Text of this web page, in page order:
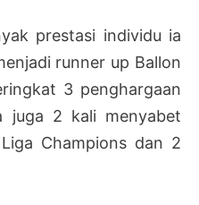
prestasi individu ia
runner up Ballon
3 penghargaan
juga 2 kali menyabet
Champions dan 2